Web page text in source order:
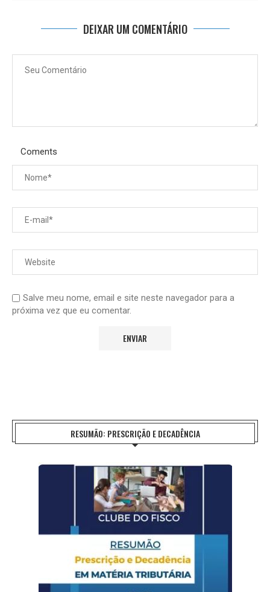
DEIXAR UM COMENTÁRIO
Coments
Salve meu nome, email e site neste navegador para a
próxima vez que eu comentar.
RESUMÃO: PRESCRIÇÃO E DECADÊNCIA